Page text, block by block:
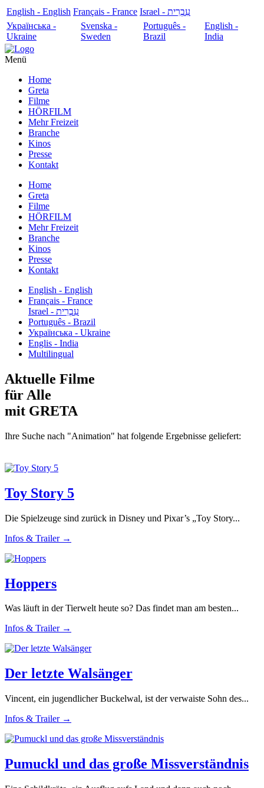
English - English Français - France
עִבְרִית - Israel
Українська -
Ukraine
Svenska -
Sweden
Português -
Brazil
English -
India
Menü
Home
Greta
Filme
HÖRFILM
Mehr Freizeit
Branche
Kinos
Presse
Kontakt
Home
Greta
Filme
HÖRFILM
Mehr Freizeit
Branche
Kinos
Presse
Kontakt
English - English
Français - France
עִבְרִית - Israel
Português - Brazil
Українська - Ukraine
Englis - India
Multilingual
Aktuelle Filme
für Alle
mit GRETA
Ihre Suche nach "Animation" hat folgende Ergebnisse geliefert:
Toy Story 5
Die Spielzeuge sind zurück in Disney und Pixar’s „Toy Story...
Infos & Trailer →
Hoppers
Was läuft in der Tierwelt heute so? Das findet man am besten...
Infos & Trailer →
Der letzte Walsänger
Vincent, ein jugendlicher Buckelwal, ist der verwaiste Sohn des...
Infos & Trailer →
Pumuckl und das große Missverständnis